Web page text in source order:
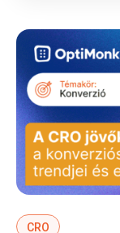
CRO